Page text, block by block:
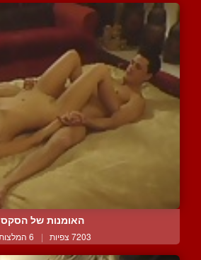
האומנות של הסקס
7203 צפיות | 6 המלצות